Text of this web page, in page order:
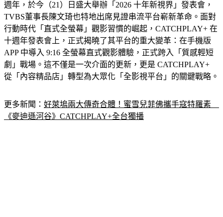
週年，於今（21）日盛大舉辦「2026 十年新視界」發表會，
TVBS董事長陳文琦也特地出席見證串流平台嶄新革命。面對
行動時代「直式全螢幕」觀影習慣的崛起，CATCHPLAY+ 在
十週年發表會上，正式揭曉了其平台的重大變革：在手機版
APP 中導入 9:16 全螢幕直式觀影體驗，正式跨入「質感輕短
劇」戰場。這不僅是一次介面的更新，更是 CATCHPLAY+
從「內容精品店」轉型為大眾化「全影視平台」的關鍵戰略。
更多新聞： 好萊塢兩大傳奇合體！蜜雪兒菲佛攜手寇特羅素
《麥迪遜河谷》CATCHPLAY+全台獨播